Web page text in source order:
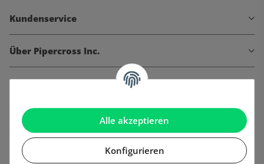
Alle akzeptieren
Konfigurieren
Kundenservice
Über Pipercross Inc.
Informationen
Gesetzliche Informationen